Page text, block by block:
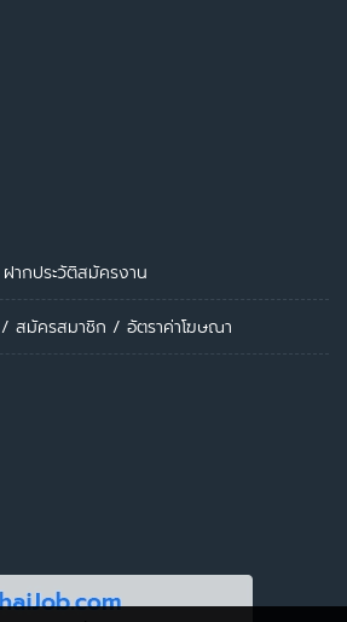
ฝากประวัติสมัครงาน
/ สมัครสมาชิก / อัตราค่าโฆษณา